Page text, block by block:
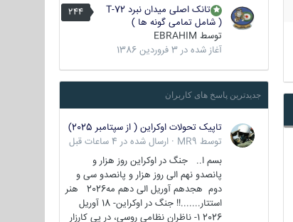
244
تانک اصلی میدان نبرد T-72
( شامل تمامی گونه ها )
توسط EBRAHIM
آغاز شده در 3 فروردین 1386
جدیدترین پاسخ های کاربران
تاپیک تحولات اوکراین ( از سپتامبر 2025)
توسط MR9
· ارسال شده در 4 ساعات قبل
بسم ا.. جنگ در اوکراین روز هزار و
پانصدو نهم الی روز هزار و پانصدو سی و
دوم هجدهم آوریل الی دهم مه2026 هنر
استتار.......!! جنگ در اوکراین- 18 آوریل
2026 1- ناظران نظامی روسی، در پی کارزار